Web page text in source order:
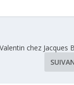
chez Jacques